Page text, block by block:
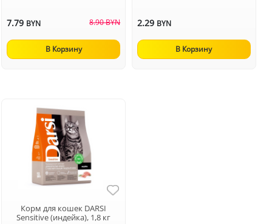
7.79 BYN 8.90 BYN
В Корзину
2.29 BYN
В Корзину
Корм для кошек DARSI
Sensitive (индейка), 1,8 кг